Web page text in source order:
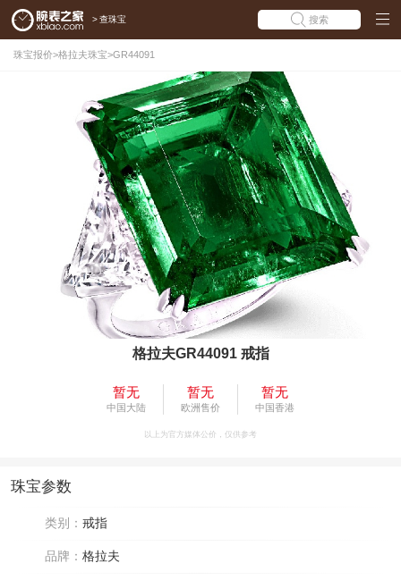
> 查珠宝 搜索
珠宝报价>格拉夫珠宝>GR44091
格拉夫GR44091 戒指
暂无
中国大陆
暂无
欧洲售价
暂无
中国香港
以上为官方媒体公价，仅供参考
珠宝参数
类别： 戒指
品牌： 格拉夫